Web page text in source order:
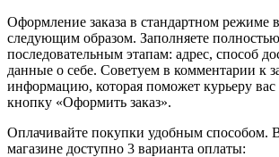
Оформление заказа в стандартном режиме
следующим образом. Заполняете
последовательным этапам: адрес, способ
данные о себе. Советуем в комментарии к
информацию, которая поможет курьеру
кнопку «Оформить заказ».
Оплачивайте покупки удобным способом.
магазине доступно 3 варианта оплаты: